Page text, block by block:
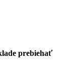
prebiehať